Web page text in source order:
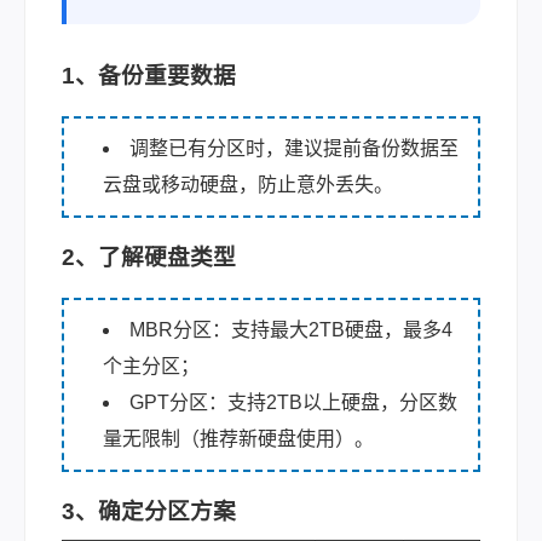
1、备份重要数据
调整已有分区时，建议提前备份数据至
云盘或移动硬盘，防止意外丢失。
2、了解硬盘类型
MBR分区：支持最大2TB硬盘，最多4
个主分区；
GPT分区：支持2TB以上硬盘，分区数
量无限制（推荐新硬盘使用）。
3、确定分区方案